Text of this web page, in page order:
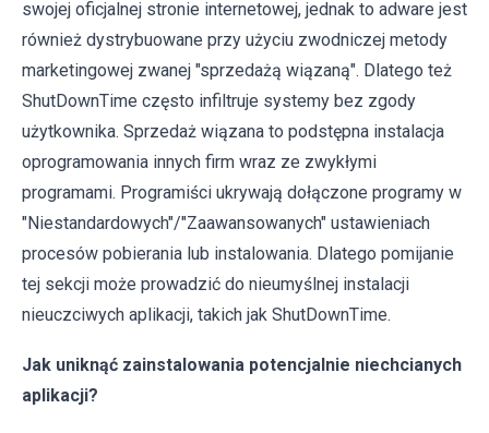
swojej oficjalnej stronie internetowej, jednak to adware jest
również dystrybuowane przy użyciu zwodniczej metody
marketingowej zwanej "sprzedażą wiązaną". Dlatego też
ShutDownTime często infiltruje systemy bez zgody
użytkownika. Sprzedaż wiązana to podstępna instalacja
oprogramowania innych firm wraz ze zwykłymi
programami. Programiści ukrywają dołączone programy w
"Niestandardowych"/"Zaawansowanych" ustawieniach
procesów pobierania lub instalowania. Dlatego pomijanie
tej sekcji może prowadzić do nieumyślnej instalacji
nieuczciwych aplikacji, takich jak ShutDownTime.
Jak uniknąć zainstalowania potencjalnie niechcianych
aplikacji?